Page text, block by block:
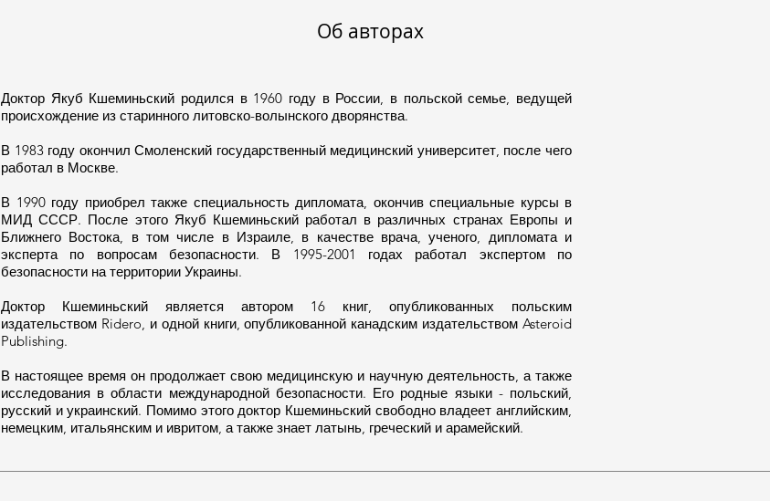
Об авторах
Доктор Якуб Кшеминьский родился в 1960 году в России, в польской семье, ведущей
происхождение из старинного литовско-волынского дворянства.
В 1983 году окончил Смоленский государственный медицинский университет, после чего
работал в Москве.
В 1990 году приобрел также специальность дипломата, окончив специальные курсы в
МИД СССР. После этого Якуб Кшеминьский работал в различных странах Европы и
Ближнего Востока, в том числе в Израиле, в качестве врача, ученого, дипломата и
эксперта по вопросам безопасности. В 1995-2001 годах работал экспертом по
безопасности на территории Украины.
Доктор Кшеминьский является автором 16 книг, опубликованных польским
издательством Ridero, и одной книги, опубликованной канадским издательством Asteroid
Publishing.
В настоящее время он продолжает свою медицинскую и научную деятельность, а также
исследования в области международной безопасности. Его родные языки - польский,
русский и украинский. Помимо этого доктор Кшеминьский свободно владеет английским,
немецким, итальянским и ивритом, а также знает латынь, греческий и арамейский.